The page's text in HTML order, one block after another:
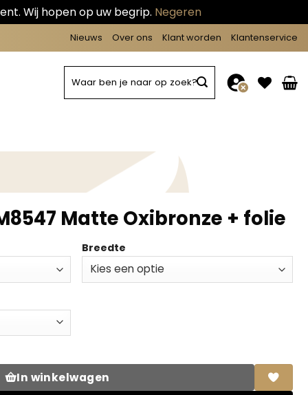
Wij hopen op uw begrip. Negeren
Nieuws Over ons Klant worden Klantenservice
naar:
Matte Oxibronze + folie
Breedte
+ folie aantal
In winkelwagen